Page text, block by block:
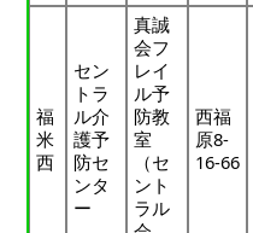
福
米
西
セン
トラ
ル介
護予
防セ
ンタ
ー
真誠
会フ
レイ
ル予
防教
室
（セ
ント
ラル
西福
原8-
16-66